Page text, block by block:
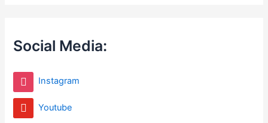
Social Media:
Instagram
Youtube